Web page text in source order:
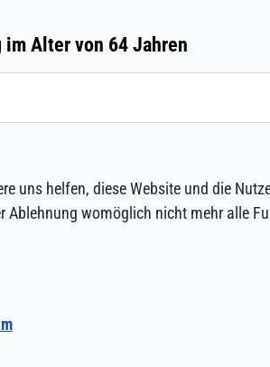
uns helfen, diese Website und die
Ablehnung womöglich nicht mehr alle